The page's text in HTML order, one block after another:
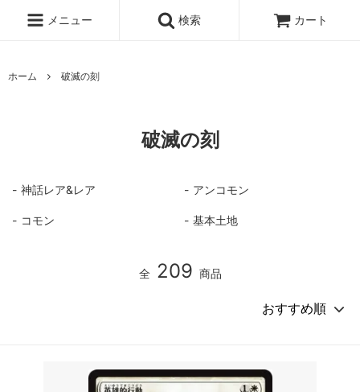
メニュー 検索 カート
ホーム 破滅の刻
破滅の刻
神話レア&レア アンコモン
コモン 基本土地
全 209 商品